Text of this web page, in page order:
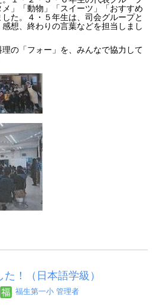
」「動物」「スイーツ」「おすすめ
た。４・５年生は、司会グループと
想、終わりの言葉などを担当しまし
の「フォー」を、みんなで協力して
！（日本語学級）
福生第一小 管理者